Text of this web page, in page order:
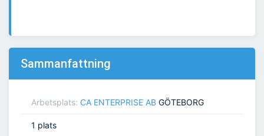
Sammanfattning
Arbetsplats: CA ENTERPRISE AB GÖTEBORG
1 plats